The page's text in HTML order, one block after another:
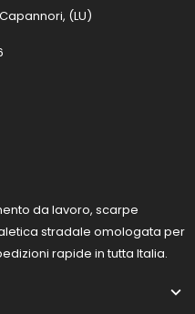
(LU)
da lavoro, scarpe
stradale omologata per
rapide in tutta Italia.